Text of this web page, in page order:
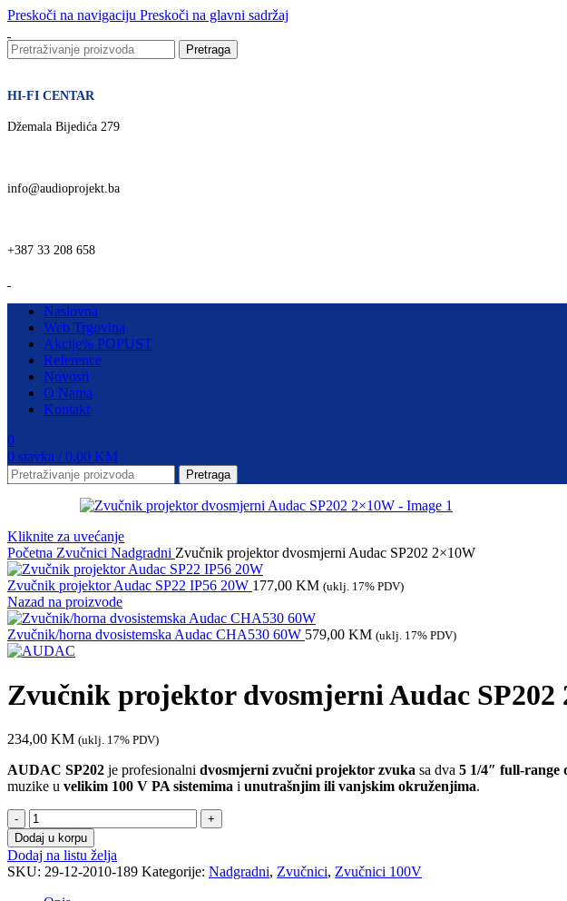
Preskoči na navigaciju Preskoči na glavni sadržaj
Pretraga
HI-FI CENTAR
Džemala Bijedića 279
info@audioprojekt.ba
+387 33 208 658
Naslovna
Web Trgovina
Akcije% POPUST
Reference
Novosti
O Nama
Kontakt
0
0 stavka / 0,00 KM
Pretraga
Kliknite za uvećanje
Početna Zvučnici Nadgradni Zvučnik projektor dvosmjerni Audac SP202 2×10W
Zvučnik projektor Audac SP22 IP56 20W 177,00 KM (uklj. 17% PDV)
Nazad na proizvode
Zvučnik/horna dvosistemska Audac CHA530 60W 579,00 KM (uklj. 17% PDV)
Zvučnik projektor dvosmjerni Audac SP202
234,00 KM (uklj. 17% PDV)
AUDAC SP202 je profesionalni dvosmjerni zvučni projektor zvuka sa dva 5 1/4″ full-range
muzike u velikim 100 V PA sistemima i unutrašnjim ili vanjskim okruženjima.
Zvučnik
projektor
dvosmjerni
Audac
Dodaj u korpu
Dodaj na listu želja
SKU: 29-12-2010-189 Kategorije: Nadgradni, Zvučnici, Zvučnici 100V